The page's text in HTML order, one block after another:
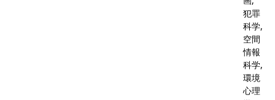
犯罪
科学,
空間
情報
科学,
環境
心理